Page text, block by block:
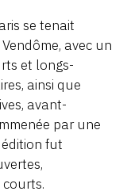
se tenait
avec un
et longs-
ainsi que
avant-
par une
fut